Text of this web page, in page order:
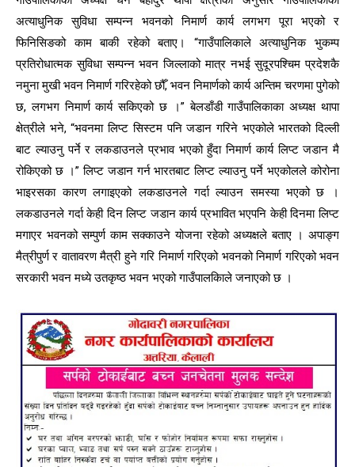
अत्याधुनिक सुविधा सम्पन्न भवनको निमार्ण कार्य लगभग पूरा भएको र
फिनिसिङको काम बाकी रहेको बताए। “गाउँपालिकाले अत्याधुनिक भुकम्प
प्रतिरोधात्मक सुविधा सम्पन्न भवन जिल्लाको मात्र नभई सुदूरपश्चिम प्रदेशकै
नमुना मुखी भवन निमार्ण गरिरहेको छौँ, भवन निमार्णको कार्य अन्तिम चरणमा पुगेको
छ, लगभग निमार्ण कार्य सकिएको छ ।” बेलडाँडी गाउँपालिकाका अध्यक्ष थापा
क्षेत्रीले भने, “भवनमा लिप्ट सिस्टम पनि जडान गरिने भएकोले भारतको दिल्ली
बाट ल्याउनु पर्ने र लकडाउनले प्रभाव भएको हुँदा निमार्ण कार्य लिप्ट जडान मै
रोकिएको छ ।” लिप्ट जडान गर्न भारतबाट लिप्ट ल्याउनु पर्ने भएकोलले कोरोना
भाइरसका कारण लगाइएको लकडाउनले गर्दा ल्याउन समस्या भएको छ ।
लकडाउनले गर्दा केही दिन लिप्ट जडान कार्य प्रभावित भएपनि केही दिनमा लिप्ट
मगाएर भवनको सम्पुर्ण काम सक्काउने योजना रहेको अध्यक्षले बताए । अपाङ्ग
मैत्रीपुर्ण र वातावरण मैत्री हुने गरि निमार्ण गरिएको भवनको निमार्ण गरिएको भवन
सरकारी भवन मध्ये उतकृष्ठ भवन भएको गाउँपालकिाले जनाएको छ ।